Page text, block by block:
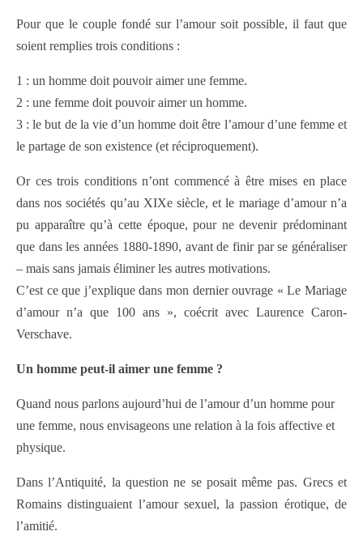
Pour que le couple fondé sur l’amour soit possible, il faut que
soient remplies trois conditions :
1 : un homme doit pouvoir aimer une femme.
2 : une femme doit pouvoir aimer un homme.
3 : le but de la vie d’un homme doit être l’amour d’une femme et
le partage de son existence (et réciproquement).
Or ces trois conditions n’ont commencé à être mises en place
dans nos sociétés qu’au XIXe siècle, et le mariage d’amour n’a
pu apparaître qu’à cette époque, pour ne devenir prédominant
que dans les années 1880-1890, avant de finir par se généraliser
– mais sans jamais éliminer les autres motivations.
C’est ce que j’explique dans mon dernier ouvrage « Le Mariage
d’amour n’a que 100 ans », coécrit avec Laurence Caron-
Verschave.
Un homme peut-il aimer une femme ?
Quand nous parlons aujourd’hui de l’amour d’un homme pour
une femme, nous envisageons une relation à la fois affective et
physique.
Dans l’Antiquité, la question ne se posait même pas. Grecs et
Romains distinguaient l’amour sexuel, la passion érotique, de
l’amitié.